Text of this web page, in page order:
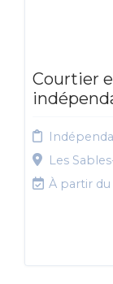
Courtier
Les
À partir du